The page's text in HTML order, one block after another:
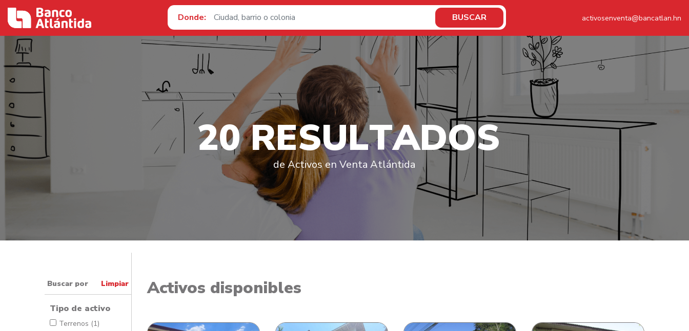
activosenventa@bancatlan.hn
Donde: BUSCAR
20 RESULTADOS
de Activos en Venta Atlántida
Buscar por Limpiar
Tipo de activo
Terrenos (1)
Activos disponibles